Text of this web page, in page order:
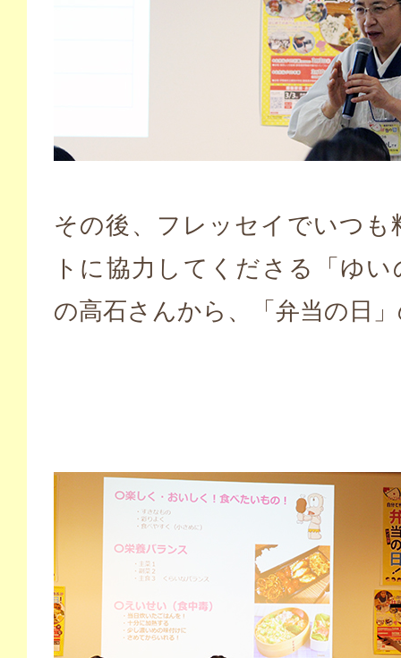
その後、フレッセイでいつも
トに協力してくださる「ゆい
の高石さんから、「弁当の日